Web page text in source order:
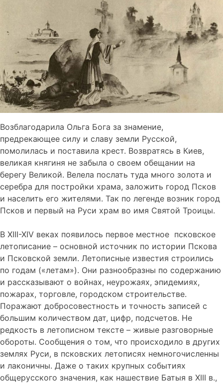
Возблагодарила Ольга Бога за знамение,
предрекающее силу и славу земли Русской,
помолилась и поставила крест. Возвратясь в Киев,
великая княгиня не забыла о своем обещании на
берегу Великой. Велела послать туда много золота и
серебра для постройки храма, заложить город Псков
и населить его жителями. Так по легенде возник город
Псков и первый на Руси храм во имя Святой Троицы.
В XIII-XIV веках появилось первое местное псковское
летописание – основной источник по истории Пскова
и Псковской земли. Летописные известия строились
по годам («летам»). Они разнообразны по содержанию
и рассказывают о войнах, неурожаях, эпидемиях,
пожарах, торговле, городском строительстве.
Поражают добросовестность и точность записей с
большим количеством дат, цифр, подсчетов. Не
редкость в летописном тексте – живые разговорные
обороты. Сообщения о том, что происходило в других
землях Руси, в псковских летописях немногочисленны
и лаконичны. Даже о таких крупных событиях
общерусского значения, как нашествие Батыя в XIII в.,